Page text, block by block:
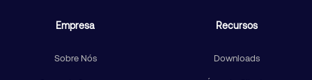
Empresa
Sobre Nós
Recursos
Downloads